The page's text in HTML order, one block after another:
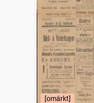
[omärkt]